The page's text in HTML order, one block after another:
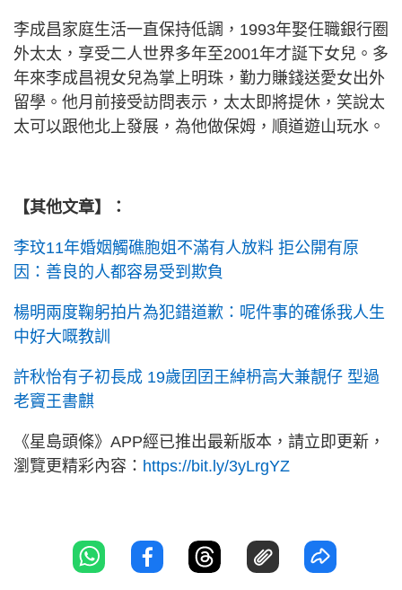
李成昌家庭生活一直保持低調，1993年娶任職銀行圈
外太太，享受二人世界多年至2001年才誕下女兒。多
年來李成昌視女兒為掌上明珠，勤力賺錢送愛女出外
留學。他月前接受訪問表示，太太即將提休，笑說太
太可以跟他北上發展，為他做保姆，順道遊山玩水。
【其他文章】：
李玟11年婚姻觸礁胞姐不滿有人放料 拒公開有原
因：善良的人都容易受到欺負
楊明兩度鞠躬拍片為犯錯道歉：呢件事的確係我人生
中好大嘅教訓
許秋怡有子初長成 19歲囝囝王綽枬高大兼靚仔 型過
老竇王書麒
《星島頭條》APP經已推出最新版本，請立即更新，
瀏覽更精彩內容： https://bit.ly/3yLrgYZ